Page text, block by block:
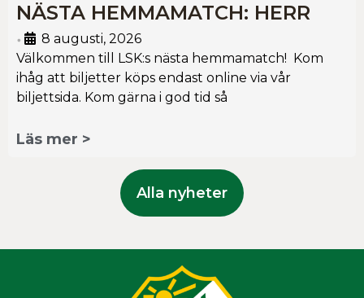
NÄSTA HEMMAMATCH: HERR
•
8 augusti, 2026
Välkommen till LSK:s nästa hemmamatch! Kom
ihåg att biljetter köps endast online via vår
biljettsida. Kom gärna i god tid så
Läs mer >
Alla nyheter